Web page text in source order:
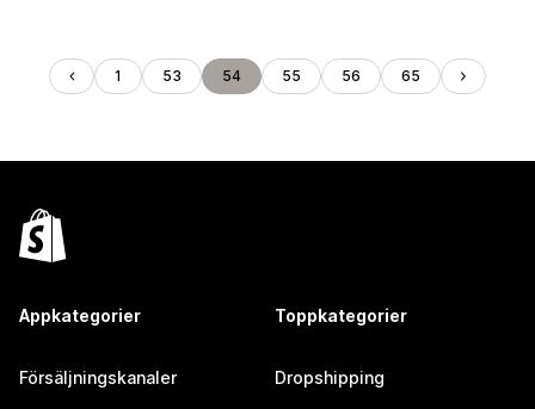
1 53 54 55 56 65
Appkategorier
Försäljningskanaler
Toppkategorier
Dropshipping